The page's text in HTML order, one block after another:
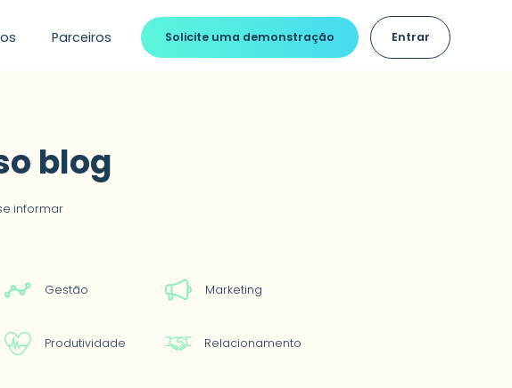
Parceiros Solicite uma demonstração Entrar
da sua clínica e
blog
informar
Gestão Marketing
Produtividade Relacionamento